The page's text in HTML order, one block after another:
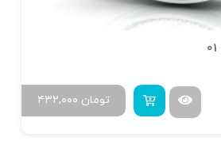
۴۳۲,۰۰۰ تومان